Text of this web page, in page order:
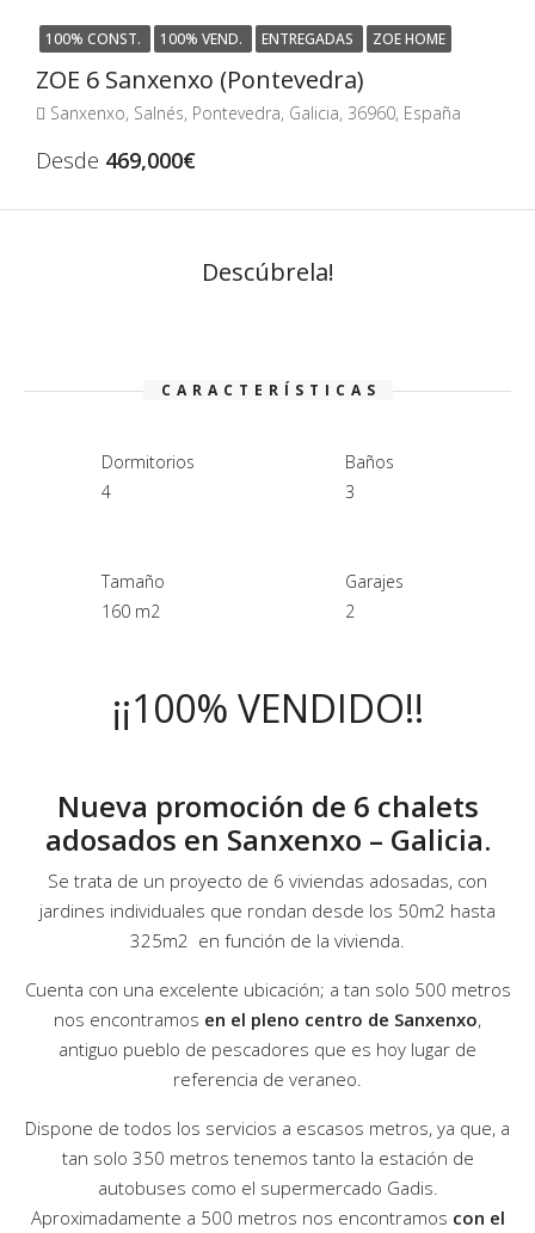
100% CONST. 100% VEND. ENTREGADAS ZOE HOME
ZOE 6 Sanxenxo (Pontevedra)
Sanxenxo, Salnés, Pontevedra, Galicia, 36960, España
Desde 469,000€
Descúbrela!
CARACTERÍSTICAS
Dormitorios
4
Baños
3
Tamaño
160 m2
Garajes
2
¡¡100% VENDIDO!!
Nueva promoción de 6 chalets
adosados en Sanxenxo – Galicia.
Se trata de un proyecto de 6 viviendas adosadas, con
jardines individuales que rondan desde los 50m2 hasta
325m2 en función de la vivienda.
Cuenta con una excelente ubicación; a tan solo 500 metros
nos encontramos en el pleno centro de Sanxenxo,
antiguo pueblo de pescadores que es hoy lugar de
referencia de veraneo.
Dispone de todos los servicios a escasos metros, ya que, a
tan solo 350 metros tenemos tanto la estación de
autobuses como el supermercado Gadis.
Aproximadamente a 500 metros nos encontramos con el